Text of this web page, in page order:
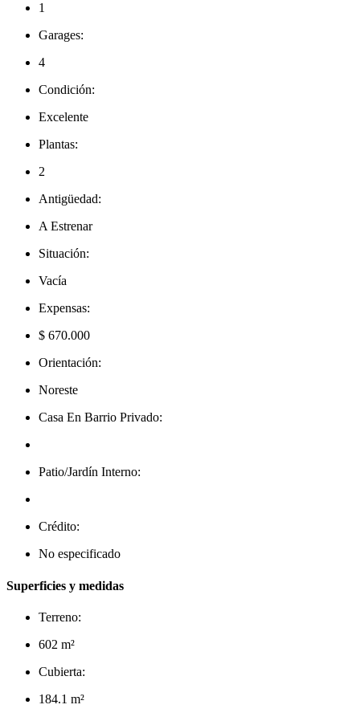
1
Garages:
4
Condición:
Excelente
Plantas:
2
Antigüedad:
A Estrenar
Situación:
Vacía
Expensas:
$ 670.000
Orientación:
Noreste
Casa En Barrio Privado:
Patio/Jardín Interno:
Crédito:
No especificado
Superficies y medidas
Terreno:
602 m²
Cubierta:
184.1 m²